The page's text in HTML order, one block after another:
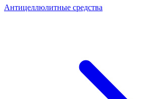
Антицеллюлитные средства